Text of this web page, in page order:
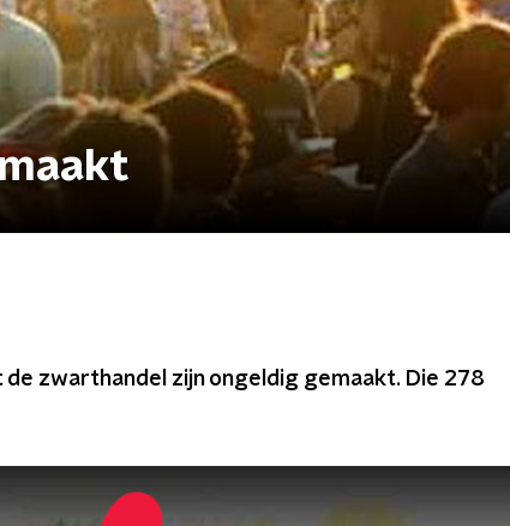
zwarthandel zijn ongeldig gemaakt. Die 278